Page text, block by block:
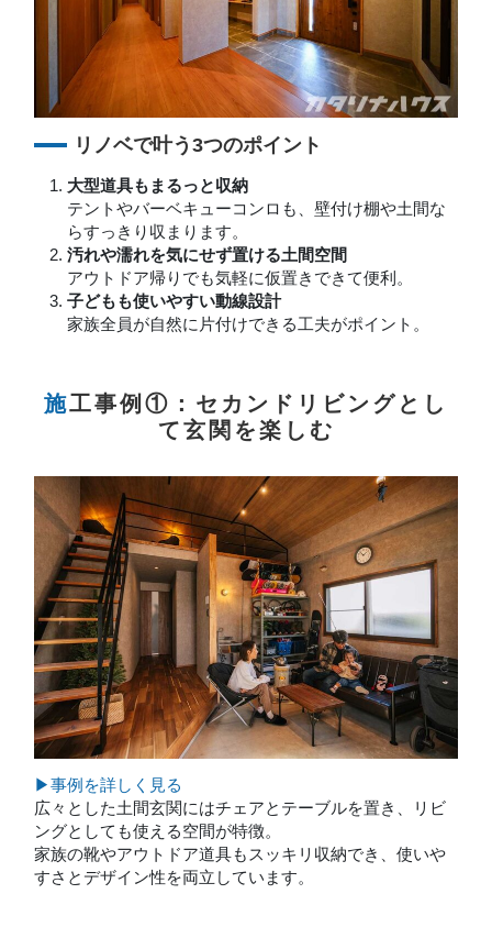
リノベで叶う3つのポイント
大型道具もまるっと収納
テントやバーベキューコンロも、壁付け棚や土間な
らすっきり収まります。
汚れや濡れを気にせず置ける土間空間
アウトドア帰りでも気軽に仮置きできて便利。
子どもも使いやすい動線設計
家族全員が自然に片付けできる工夫がポイント。
施工事例①：セカンドリビングとし
て玄関を楽しむ
▶事例を詳しく見る
広々とした土間玄関にはチェアとテーブルを置き、リビ
ングとしても使える空間が特徴。
家族の靴やアウトドア道具もスッキリ収納でき、使いや
すさとデザイン性を両立しています。